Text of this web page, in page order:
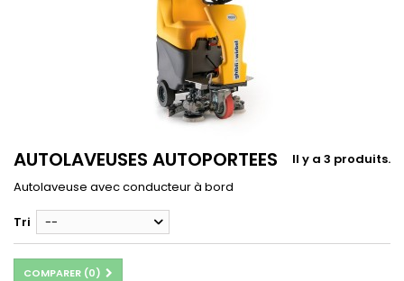
AUTOLAVEUSES AUTOPORTEES
Il y a 3 produits.
Autolaveuse avec conducteur à bord
Tri --
COMPARER (0)